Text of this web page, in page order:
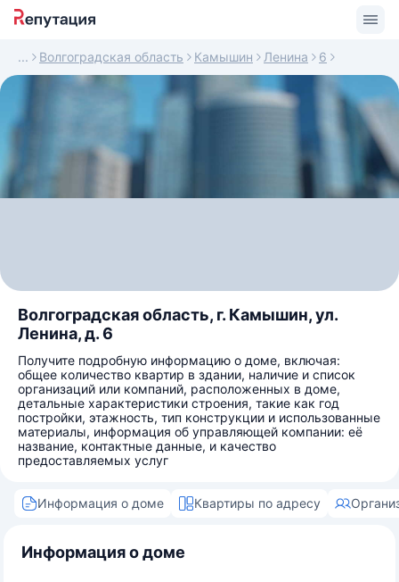
Волгоградская область Камышин Ленина 6
Волгоградская область, г. Камышин, ул.
Ленина, д. 6
Получите подробную информацию о доме, включая:
общее количество квартир в здании, наличие и список
организаций или компаний, расположенных в доме,
детальные характеристики строения, такие как год
постройки, этажность, тип конструкции и использованные
материалы, информация об управляющей компании: её
название, контактные данные, и качество
предоставляемых услуг
Информация о доме Квартиры по адресу
Информация о доме